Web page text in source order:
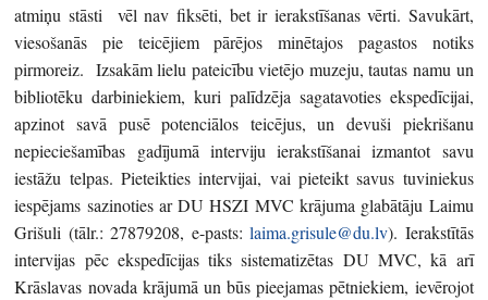
atmiņu stāsti vēl nav fiksēti, bet ir ierakstīšanas vērti. Savukārt,
viesošanās pie teicējiem pārējos minētajos pagastos notiks
pirmoreiz. Izsakām lielu pateicību vietējo muzeju, tautas namu un
bibliotēku darbiniekiem, kuri palīdzēja sagatavoties ekspedīcijai,
apzinot savā pusē potenciālos teicējus, un devuši piekrišanu
nepieciešamības gadījumā interviju ierakstīšanai izmantot savu
iestāžu telpas. Pieteikties intervijai, vai pieteikt savus tuviniekus
iespējams sazinoties ar DU HSZI MVC krājuma glabātāju Laimu
Grišuli (tālr.: 27879208, e-pasts:laima.grisule@du.lv). Ierakstītās
intervijas pēc ekspedīcijas tiks sistematizētas DU MVC, kā arī
Krāslavas novada krājumā un būs pieejamas pētniekiem, ievērojot